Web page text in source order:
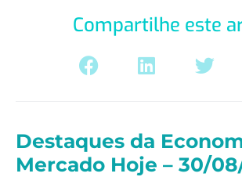
Compartilhe este
Destaques da
Mercado Hoje – 30/